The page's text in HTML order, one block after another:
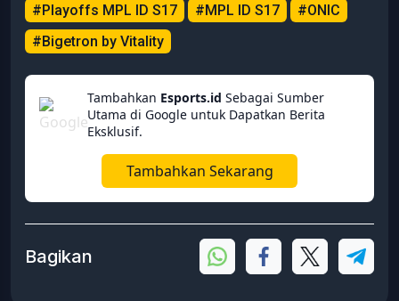
#Playoffs MPL ID S17 #MPL ID S17
#ONIC
#Bigetron by Vitality
Tambahkan Esports.id Sebagai Sumber
Utama di Google untuk Dapatkan Berita
Eksklusif.
Tambahkan Sekarang
Bagikan